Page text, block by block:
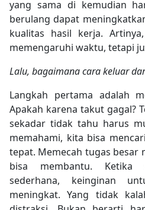
yang sama di kemudian
berulang dapat
kualitas hasil kerja.
memengaruhi waktu, tetapi
Lalu, bagaimana cara keluar
Langkah pertama adalah
Apakah karena takut gagal?
sekadar tidak tahu harus
memahami, kita bisa
tepat. Memecah tugas besar
bisa membantu. Ketika
sederhana, keinginan
meningkat. Yang tidak